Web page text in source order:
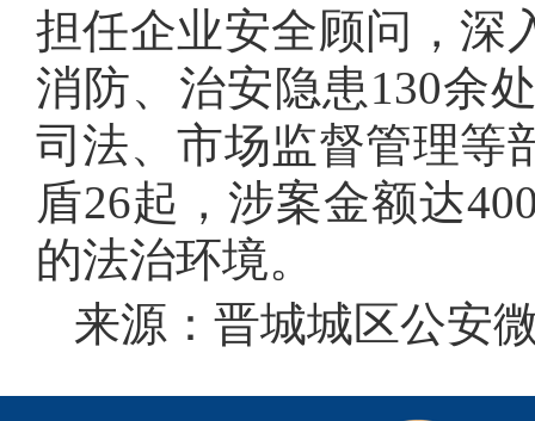
担任企业安全顾问，深
消防、治安隐患130余
司法、市场监督管理等
盾26起，涉案金额达
的法治环境。
来源：晋城城区公安